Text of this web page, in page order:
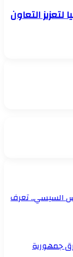
التعاون
السيسي.. تعرف
جمهورية